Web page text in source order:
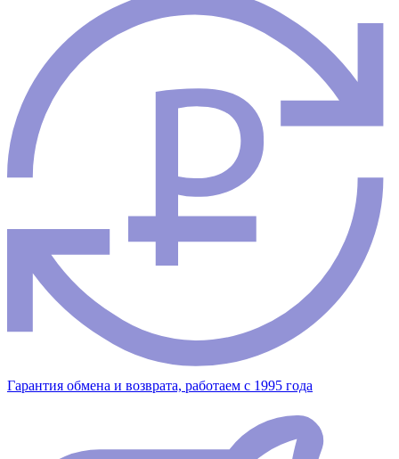
Гарантия обмена и возврата, работаем с 1995 года